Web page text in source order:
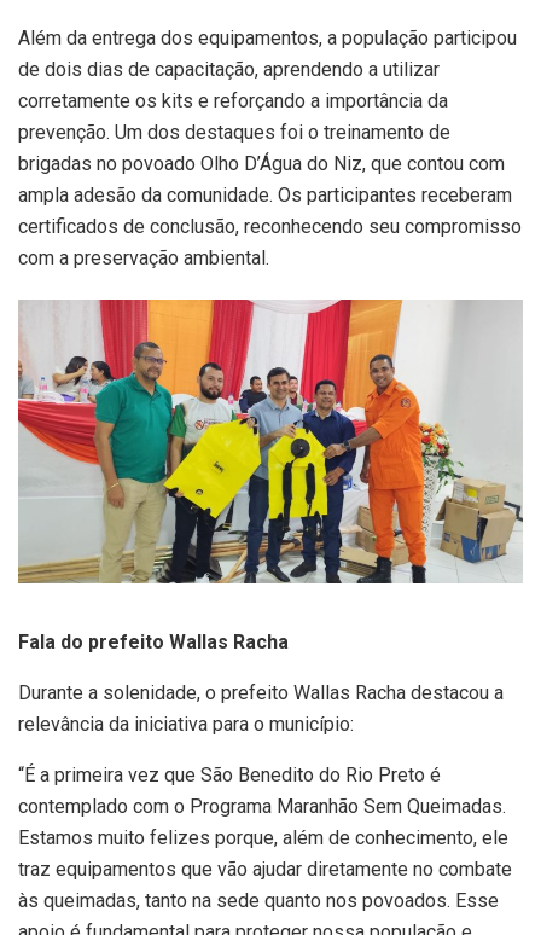
Além da entrega dos equipamentos, a população participou
de dois dias de capacitação, aprendendo a utilizar
corretamente os kits e reforçando a importância da
prevenção. Um dos destaques foi o treinamento de
brigadas no povoado Olho D’Água do Niz, que contou com
ampla adesão da comunidade. Os participantes receberam
certificados de conclusão, reconhecendo seu compromisso
com a preservação ambiental.
Fala do prefeito Wallas Racha
Durante a solenidade, o prefeito Wallas Racha destacou a
relevância da iniciativa para o município:
“É a primeira vez que São Benedito do Rio Preto é
contemplado com o Programa Maranhão Sem Queimadas.
Estamos muito felizes porque, além de conhecimento, ele
traz equipamentos que vão ajudar diretamente no combate
às queimadas, tanto na sede quanto nos povoados. Esse